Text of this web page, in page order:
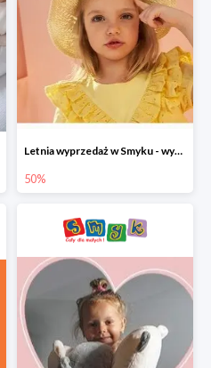
Letnia wyprzedaż w Smyku - wybrane ubrania i buty do -50%
50%